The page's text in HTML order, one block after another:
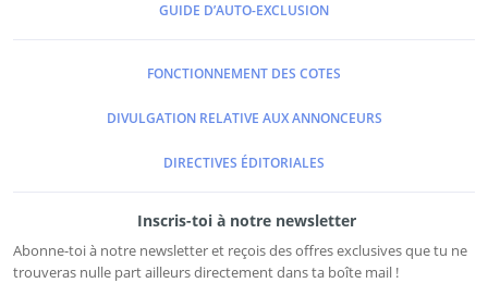
GUIDE D’AUTO-EXCLUSION
FONCTIONNEMENT DES COTES
DIVULGATION RELATIVE AUX ANNONCEURS
DIRECTIVES ÉDITORIALES
Inscris-toi à notre newsletter
Abonne-toi à notre newsletter et reçois des offres exclusives que tu ne
trouveras nulle part ailleurs directement dans ta boîte mail !